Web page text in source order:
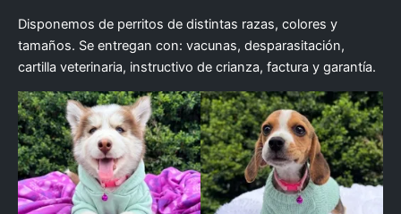
Disponemos de perritos de distintas razas, colores y
tamaños. Se entregan con: vacunas, desparasitación,
cartilla veterinaria, instructivo de crianza, factura y garantía.